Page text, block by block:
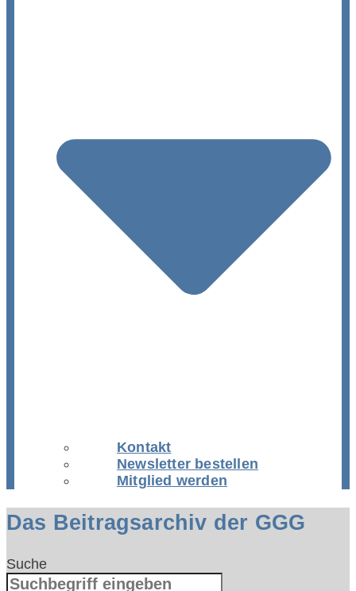
Kontakt
Newsletter bestellen
Mitglied werden
Das Beitragsarchiv der GGG
Suche